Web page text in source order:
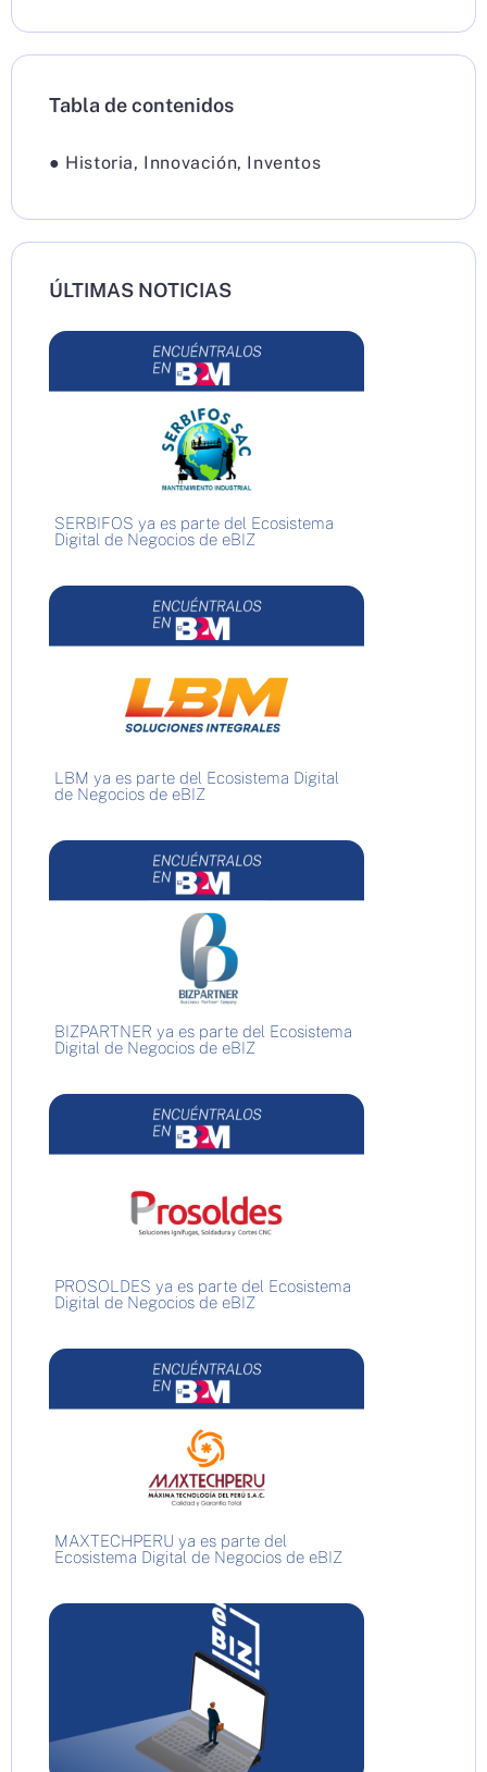
Tabla de contenidos
● Historia, Innovación, Inventos
ÚLTIMAS NOTICIAS
SERBIFOS ya es parte del Ecosistema
Digital de Negocios de eBIZ
LBM ya es parte del Ecosistema Digital
de Negocios de eBIZ
BIZPARTNER ya es parte del Ecosistema
Digital de Negocios de eBIZ
PROSOLDES ya es parte del Ecosistema
Digital de Negocios de eBIZ
MAXTECHPERU ya es parte del
Ecosistema Digital de Negocios de eBIZ